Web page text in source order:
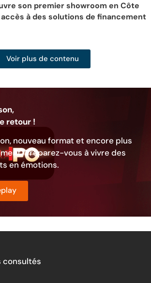
son premier showroom en Côte
accès à des solutions de financement
Voir plus de contenu
retour !
nouveau format et encore plus
Préparez-vous à vivre des
en émotions.
consultés